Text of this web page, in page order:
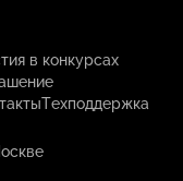
в конкурсах
Техподдержка